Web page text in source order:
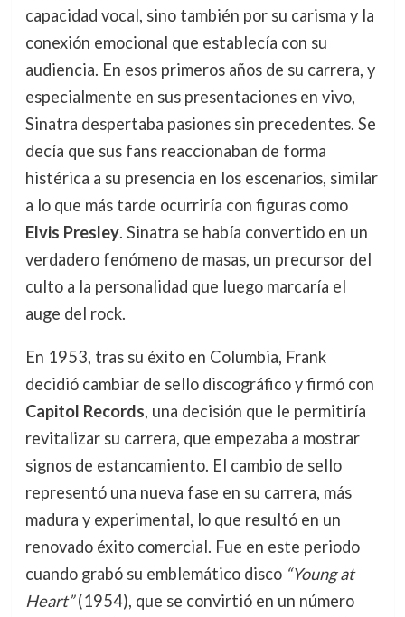
capacidad vocal, sino también por su carisma y la
conexión emocional que establecía con su
audiencia. En esos primeros años de su carrera, y
especialmente en sus presentaciones en vivo,
Sinatra despertaba pasiones sin precedentes. Se
decía que sus fans reaccionaban de forma
histérica a su presencia en los escenarios, similar
a lo que más tarde ocurriría con figuras como
Elvis Presley. Sinatra se había convertido en un
verdadero fenómeno de masas, un precursor del
culto a la personalidad que luego marcaría el
auge del rock.
En 1953, tras su éxito en Columbia, Frank
decidió cambiar de sello discográfico y firmó con
Capitol Records, una decisión que le permitiría
revitalizar su carrera, que empezaba a mostrar
signos de estancamiento. El cambio de sello
representó una nueva fase en su carrera, más
madura y experimental, lo que resultó en un
renovado éxito comercial. Fue en este periodo
cuando grabó su emblemático disco “Young at
Heart”(1954), que se convirtió en un número